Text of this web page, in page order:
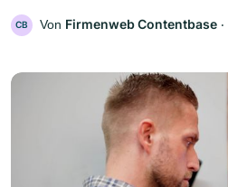
CB Von Firmenweb Contentbase ‧